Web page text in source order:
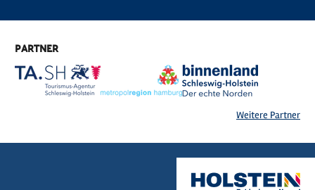
PARTNER
Weitere Partner